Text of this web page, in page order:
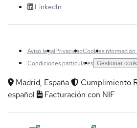
LinkedIn
Aviso legalPrivacidadCookiesInformación
Condiciones particulares Gestionar
Madrid, España Cumplimiento
español
Facturación con NIF